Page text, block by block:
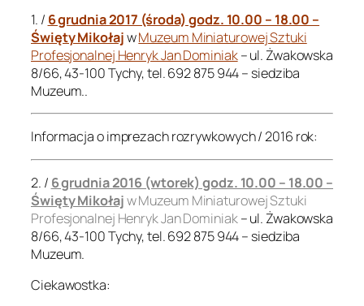
1. / 6 grudnia 2017 (środa) godz. 10.00 – 18.00 –
Święty MikołajwMuzeum Miniaturowej Sztuki
Profesjonalnej Henryk Jan Dominiak– ul. Żwakowska
8/66, 43-100 Tychy, tel. 692 875 944 – siedziba
Muzeum..
Informacja o imprezach rozrywkowych / 2016 rok:
2. / 6 grudnia 2016 (wtorek) godz. 10.00 – 18.00 –
Święty Mikołajw Muzeum Miniaturowej Sztuki
Profesjonalnej Henryk Jan Dominiak– ul. Żwakowska
8/66, 43-100 Tychy, tel. 692 875 944 – siedziba
Muzeum.
Ciekawostka: